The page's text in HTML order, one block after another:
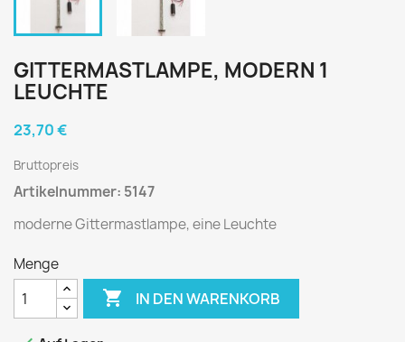
GITTERMASTLAMPE, MODERN 1
LEUCHTE
23,70 €
Bruttopreis
Artikelnummer: 5147
moderne Gittermastlampe, eine Leuchte
Menge
 IN DEN WARENKORB